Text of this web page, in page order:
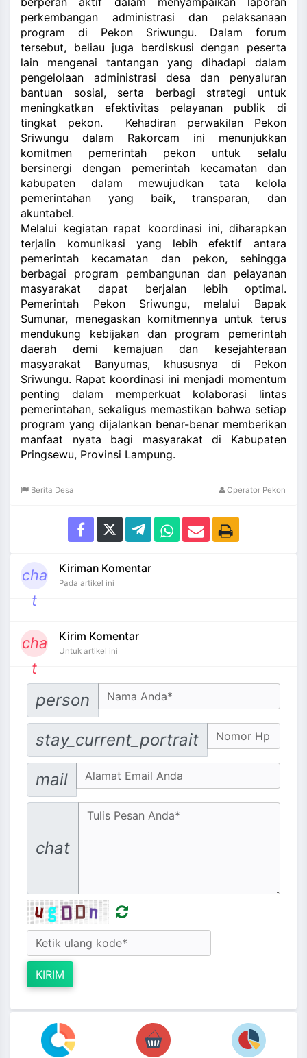
perkembangan administrasi dan pelaksanaan
program di Pekon Sriwungu. Dalam forum
tersebut, beliau juga berdiskusi dengan peserta
lain mengenai tantangan yang dihadapi dalam
pengelolaan administrasi desa dan penyaluran
bantuan sosial, serta berbagi strategi untuk
meningkatkan efektivitas pelayanan publik di
tingkat pekon. Kehadiran perwakilan Pekon
Sriwungu dalam Rakorcam ini menunjukkan
komitmen pemerintah pekon untuk selalu
bersinergi dengan pemerintah kecamatan dan
kabupaten dalam mewujudkan tata kelola
pemerintahan yang baik, transparan, dan
akuntabel.
Melalui kegiatan rapat koordinasi ini, diharapkan
terjalin komunikasi yang lebih efektif antara
pemerintah kecamatan dan pekon, sehingga
berbagai program pembangunan dan pelayanan
masyarakat dapat berjalan lebih optimal.
Pemerintah Pekon Sriwungu, melalui Bapak
Sumunar, menegaskan komitmennya untuk terus
mendukung kebijakan dan program pemerintah
daerah demi kemajuan dan kesejahteraan
masyarakat Banyumas, khususnya di Pekon
Sriwungu. Rapat koordinasi ini menjadi momentum
penting dalam memperkuat kolaborasi lintas
pemerintahan, sekaligus memastikan bahwa setiap
program yang dijalankan benar-benar memberikan
manfaat nyata bagi masyarakat di Kabupaten
Pringsewu, Provinsi Lampung.
Berita Desa Operator Pekon
cha
t
Kiriman Komentar
Pada artikel ini
cha
t
Kirim Komentar
Untuk artikel ini
person
stay_current_portrait
Email address
mail
chat
KIRIM